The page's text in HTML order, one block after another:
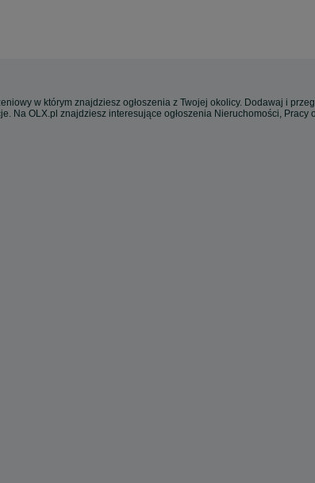
w którym znajdziesz ogłoszenia z Twojej okolicy. Dodawaj i
Na OLX.pl znajdziesz interesujące ogłoszenia Nieruchomości, Pracy